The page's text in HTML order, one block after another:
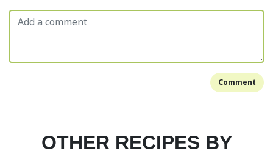
Comment
OTHER RECIPES BY